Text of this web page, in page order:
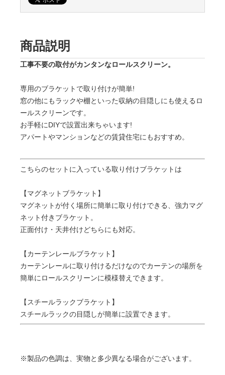
商品説明
工事不要の取付がカンタンなロールスクリーン。
専用のブラケットで取り付けが簡単!
窓の他にもラックや棚といった収納の目隠しにも使えるロ
ールスクリーンです。
お手軽にDIYで設置出来ちゃいます!
アパートやマンションなどの賃貸住宅にもおすすめ。
こちらのセットに入っている取り付けブラケットは
【マグネットブラケット】
マグネットが付く場所に簡単に取り付けできる、強力マグ
ネット付きブラケット。
正面付け・天井付けどちらにも対応。
【カーテンレールブラケット】
カーテンレールに取り付けるだけなのでカーテンの場所を
簡単にロールスクリーンに模様替えできます。
【スチールラックブラケット】
スチールラックの目隠しが簡単に設置できます。
※製品の色調は、実物と多少異なる場合がございます。